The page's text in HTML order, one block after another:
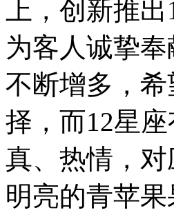
上，创新推
为客人诚挚
不断增多，
择，而12星
真、热情，
明亮的青苹